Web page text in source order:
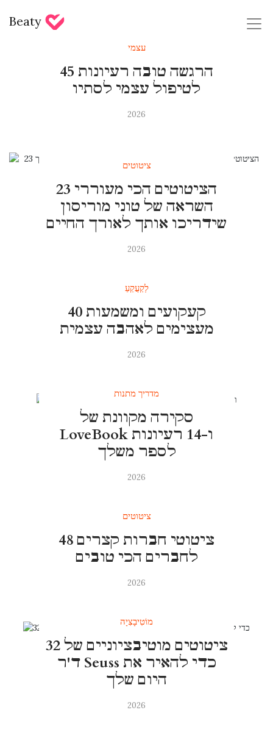
Beaty
עצמי
45 הרגשה טובה רעיונות
לטיפול עצמי לסתיו
2026
ציטוטים
23 הציטוטים הכי מעוררי
השראה של טוני מוריסון
שידריכו אותך לאורך החיים
2026
לְקַעֲקֵעַ
40 קעקועים ומשמעות
מעצימים לאהבה עצמית
2026
מדריך מתנות
סקירה מקוונת של
LoveBook ו-14 רעיונות
לספר משלך
2026
ציטוטים
48 ציטוטי חברות קצרים
לחברים הכי טובים
2026
מוֹטִיבָצִיָה
32 ציטוטים מוטיבציוניים של
ד'ר Seuss כדי להאיר את
היום שלך
2026